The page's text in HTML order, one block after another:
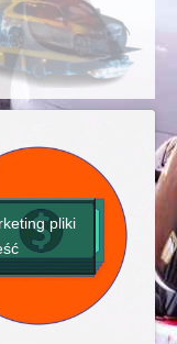
pliki